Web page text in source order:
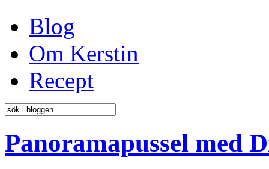
Blog
Om Kerstin
Recept
Panoramapussel med